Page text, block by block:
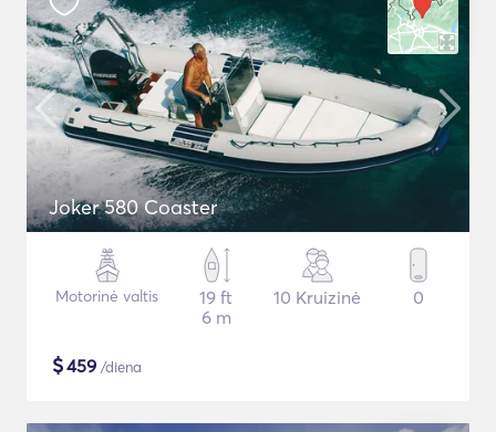
Joker 580 Coaster
Motorinė valtis
19 ft
6 m
10 Kruizinė 0
$459 /diena